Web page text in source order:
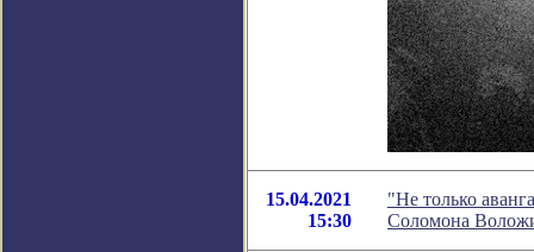
15.04.2021
15:30
"Не только
Соломона